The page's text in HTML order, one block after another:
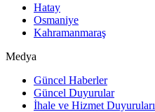
Hatay
Osmaniye
Kahramanmaraş
Medya
Güncel Haberler
Güncel Duyurular
İhale ve Hizmet Duyuruları